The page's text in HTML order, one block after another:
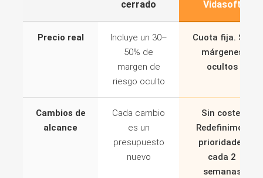
cerrado
Vidasoft
Precio real
Incluye un 30–
50% de
margen de
riesgo oculto
Cuota fija. Sin
márgenes
ocultos
Cambios de
alcance
Cada cambio
es un
presupuesto
nuevo
Sin coste.
Redefinimos
prioridades
cada 2
semanas